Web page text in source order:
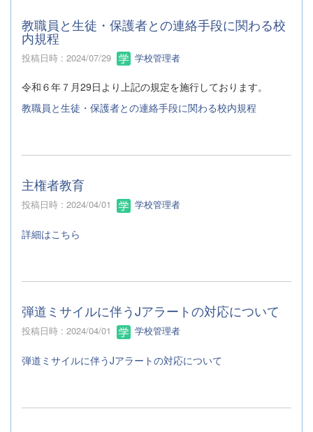
教職員と生徒・保護者との連絡手段に関わる校
内規程
投稿日時 : 2024/07/29 学校管理者
令和６年７月29日より上記の規定を施行しております。
教職員と生徒・保護者との連絡手段に関わる校内規程
主権者教育
投稿日時 : 2024/04/01 学校管理者
詳細はこちら
弾道ミサイルに伴うJアラートの対応について
投稿日時 : 2024/04/01 学校管理者
弾道ミサイルに伴うJアラートの対応について